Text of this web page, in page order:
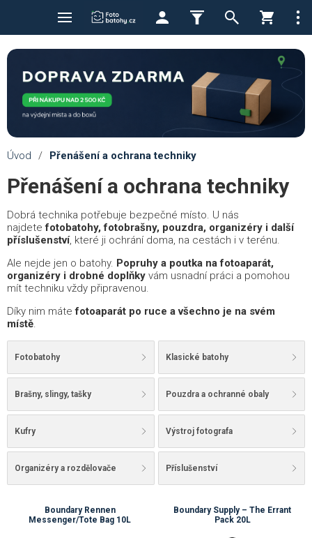
Úvod / Přenášení a ochrana techniky
Přenášení a ochrana techniky
Dobrá technika potřebuje bezpečné místo. U nás
najdetefotobatohy, fotobrašny, pouzdra, organizéry i další
příslušenství, které ji ochrání doma, na cestách i v terénu.
Ale nejde jen o batohy. Popruhy a poutka na fotoaparát,
organizéry i drobné doplňky vám usnadní práci a pomohou
mít techniku vždy připravenou.
Díky nim mátefotoaparát po ruce a všechno je na svém
místě.
Fotobatohy Klasické batohy
Brašny, slingy, tašky Pouzdra a ochranné obaly
Kufry Výstroj fotografa
Organizéry a rozdělovače Příslušenství
Boundary Rennen
Messenger/Tote Bag 10L
Boundary Supply – The Errant
Pack 20L